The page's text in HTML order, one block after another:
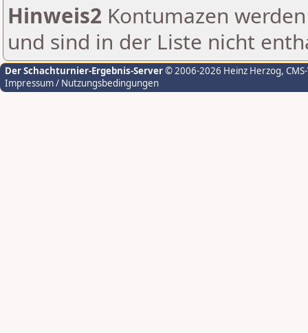
Hinweis2 Kontumazen
und sind in der Liste nicht
Der Schachturnier-Ergebnis-Server© 2006-2026 Heinz Herzog,
Impressum / Nutzungsbedingungen